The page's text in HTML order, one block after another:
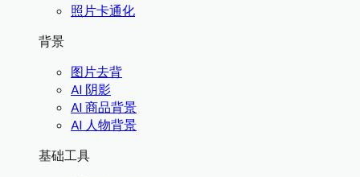
照片卡通化
背景
图片去背
AI 阴影
AI 商品背景
AI 人物背景
基础工具